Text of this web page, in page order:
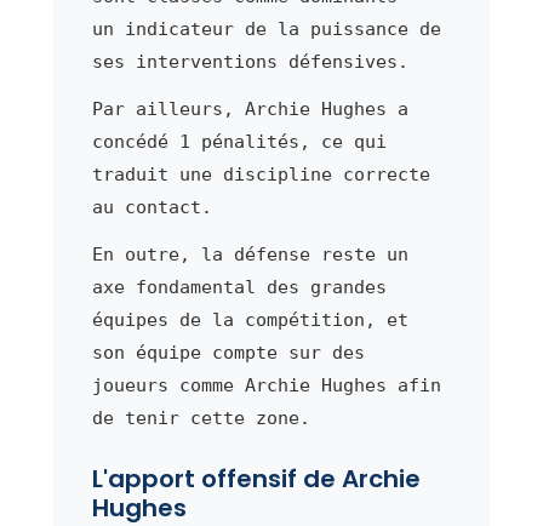
un indicateur de la puissance de
ses interventions défensives.
Par ailleurs, Archie Hughes a
concédé 1 pénalités, ce qui
traduit une discipline correcte
au contact.
En outre, la défense reste un
axe fondamental des grandes
équipes de la compétition, et
son équipe compte sur des
joueurs comme Archie Hughes afin
de tenir cette zone.
L'apport offensif de Archie
Hughes